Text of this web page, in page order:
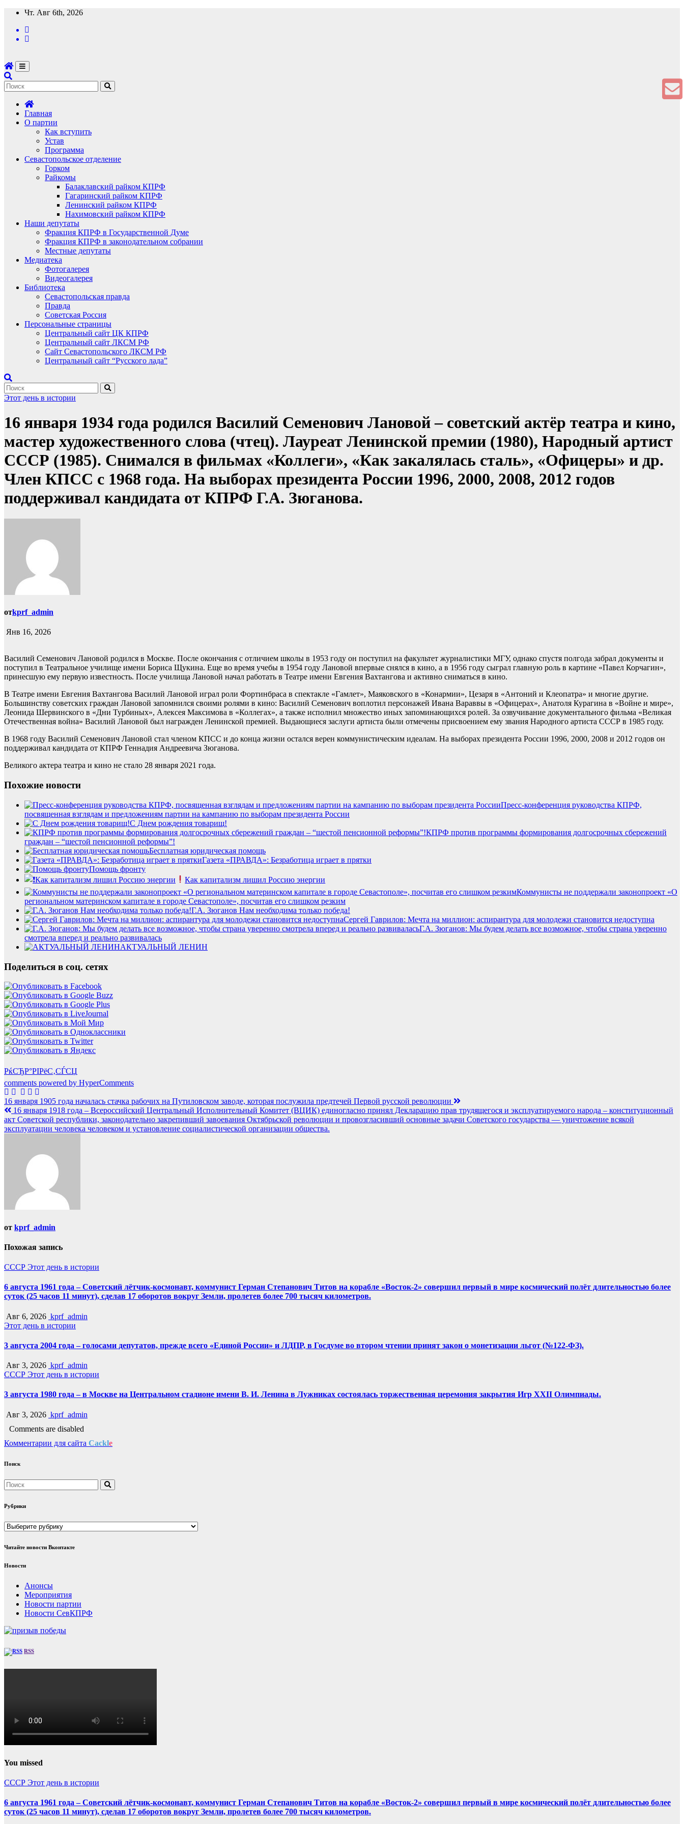
Перейти
содержимому
Чт. Авг 6th, 2026
Главная
О партии
Как вступить
Устав
Программа
Севастопольское отделение
Горком
Райкомы
Балаклавский райком КПРФ
Гагаринский райком КПРФ
Ленинский райком КПРФ
Нахимовский райком КПРФ
Наши депутаты
Фракция КПРФ в Государственной Думе
Фракция КПРФ в законодательном собрании
Местные депутаты
Медиатека
Фотогалерея
Видеогалерея
Библиотека
Севастопольская правда
Правда
Советская Россия
Персональные страницы
Центральный сайт ЦК КПРФ
Центральный сайт ЛКСМ РФ
Сайт Севастопольского ЛКСМ РФ
Центральный сайт “Русского лада”
Этот день в истории
16 января 1934 года родился Василий Семенович Лановой – советский актёр театра и кино,
мастер художественного слова (чтец). Лауреат Ленинской премии (1980), Народный артист
СССР (1985). Снимался в фильмах «Коллеги», «Как закалялась сталь», «Офицеры» и др.
Член КПСС с 1968 года. На выборах президента России 1996, 2000, 2008, 2012 годов
поддерживал кандидата от КПРФ Г.А. Зюганова.
отkprf_admin
Янв 16, 2026
Василий Семенович Лановой родился в Москве. После окончания с отличием школы в 1953 году он поступил на факультет журналистики МГУ, однако спустя полгода забрал документы и
поступил в Театральное училище имени Бориса Щукина. Еще во время учебы в 1954 году Лановой впервые снялся в кино, а в 1956 году сыграл главную роль в картине «Павел Корчагин»,
принесшую ему первую известность. После училища Лановой начал работать в Театре имени Евгения Вахтангова и активно сниматься в кино.
В Театре имени Евгения Вахтангова Василий Лановой играл роли Фортинбраса в спектакле «Гамлет», Маяковского в «Конармии», Цезаря в «Антоний и Клеопатра» и многие другие.
Большинству советских граждан Лановой запомнился своими ролями в кино: Василий Семенович воплотил персонажей Ивана Вараввы в «Офицерах», Анатоля Курагина в «Войне и мире»,
Леонида Шервинского в «Дни Турбиных», Алексея Максимова в «Коллегах», а также исполнил множество иных запоминающихся ролей. За озвучивание документального фильма «Великая
Отечественная война» Василий Лановой был награжден Ленинской премией. Выдающиеся заслуги артиста были отмечены присвоением ему звания Народного артиста СССР в 1985 году.
В 1968 году Василий Семенович Лановой стал членом КПСС и до конца жизни остался верен коммунистическим идеалам. На выборах президента России 1996, 2000, 2008 и 2012 годов он
поддерживал кандидата от КПРФ Геннадия Андреевича Зюганова.
Великого актера театра и кино не стало 28 января 2021 года.
Похожие новости
Пресс-конференция руководства КПРФ,
посвященная взглядам и предложениям партии на кампанию по выборам президента России
С Днем рождения товарищ!
КПРФ против программы формирования долгосрочных сбережений
граждан – “шестой пенсионной реформы”!
Бесплатная юридическая помощь
Газета «ПРАВДА»: Безработица играет в прятки
Помощь фронту
Как капитализм лишил Россию энергии
Коммунисты не поддержали законопроект «О
региональном материнском капитале в городе Севастополе», посчитав его слишком резким
Г.А. Зюганов Нам необходима только победа!
Сергей Гаврилов: Мечта на миллион: аспирантура для молодежи становится недоступна
Г.А. Зюганов: Мы будем делать все возможное, чтобы страна уверенно
смотрела вперед и реально развивалась
АКТУАЛЬНЫЙ ЛЕНИН
Поделиться в соц. сетях
РќСЂР°РІРёС‚СЃСЏ
comments powered by HyperComments
Навигация
по
записям
16 января 1905 года началась стачка рабочих на Путиловском заводе, которая послужила предтечей Первой русской революции
16 января 1918 года – Всероссийский Центральный Исполнительный Комитет (ВЦИК) единогласно принял Декларацию прав трудящегося и эксплуатируемого народа – конституционный
акт Советской республики, законодательно закрепивший завоевания Октябрьской революции и провозгласивший основные задачи Советского государства — уничтожение всякой
эксплуатации человека человеком и установление социалистической организации общества.
от kprf_admin
Похожая запись
СССР Этот день в истории
6 августа 1961 года – Советский лётчик-космонавт, коммунист Герман Степанович Титов на корабле «Восток-2» совершил первый в мире космический полёт длительностью более
суток (25 часов 11 минут), сделав 17 оборотов вокруг Земли, пролетев более 700 тысяч километров.
Авг 6, 2026 kprf_admin
Этот день в истории
3 августа 2004 года – голосами депутатов, прежде всего «Единой России» и ЛДПР, в Госдуме во втором чтении принят закон о монетизации льгот (№122-ФЗ).
Авг 3, 2026 kprf_admin
СССР Этот день в истории
3 августа 1980 года – в Москве на Центральном стадионе имени В. И. Ленина в Лужниках состоялась торжественная церемония закрытия Игр XXII Олимпиады.
Авг 3, 2026 kprf_admin
Comments are disabled
Комментарии для сайта Cackle
Поиск
Рубрики
Рубрики
Читайте новости Вконтакте
Новости
Анонсы
Мероприятия
Новости партии
Новости СевКПРФ
RSS
You missed
СССР Этот день в истории
6 августа 1961 года – Советский лётчик-космонавт, коммунист Герман Степанович Титов на корабле «Восток-2» совершил первый в мире космический полёт длительностью более
суток (25 часов 11 минут), сделав 17 оборотов вокруг Земли, пролетев более 700 тысяч километров.